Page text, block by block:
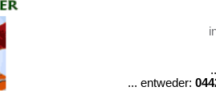
... entweder: